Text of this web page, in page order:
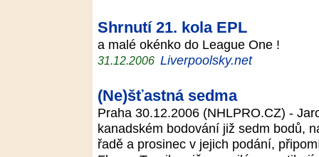
Shrnutí 21. kola EPL
a malé okénko do League One !
31.12.2006 Liverpoolsky.net
(Ne)šťastná sedma
Praha 30.12.2006 (NHLPRO.CZ) -
kanadském bodování již sedm bodů,
řadě a prosinec v jejich podání,